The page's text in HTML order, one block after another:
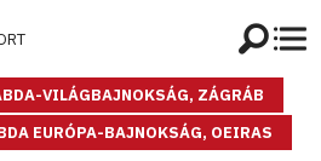
VILÁGBAJNOKSÁG, ZÁGRÁB
EURÓPA-BAJNOKSÁG, OEIRAS